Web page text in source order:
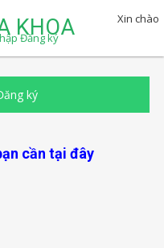
KHOA
Xin chào
Đăng ký
ký
cần tại đây